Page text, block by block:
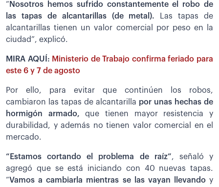
“ Nosotros hemos sufrido constantemente el robo de
las tapas de alcantarillas (de metal). Las tapas de
alcantarillas tienen un valor comercial por peso en la
ciudad”, explicó.
MIRA AQUÍ: Ministerio de Trabajo confirma feriado para
este 6 y 7 de agosto
Por ello, para evitar que continúen los robos,
cambiaron las tapas de alcantarilla por unas hechas de
hormigón armado,que tienen mayor resistencia y
durabilidad, y además no tienen valor comercial en el
mercado.
“Estamos cortando el problema de raíz”, señaló y
agregó que se está iniciando con 40 nuevas tapas.
“Vamos a cambiarla mientras se las vayan llevandoy